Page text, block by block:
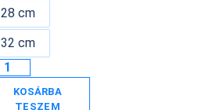
28 cm
32 cm
KOSÁRBA
TESZEM